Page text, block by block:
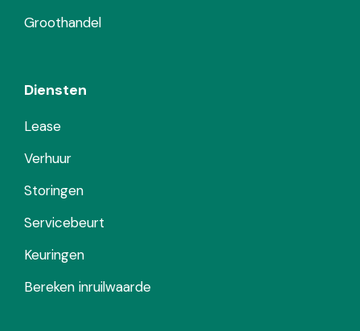
Groothandel
Diensten
Lease
Verhuur
Storingen
Servicebeurt
Keuringen
Bereken inruilwaarde